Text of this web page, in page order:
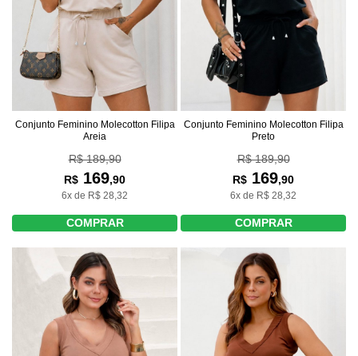
Conjunto Feminino Molecotton Filipa
Areia
R$ 189,90
R$ 169,90
6x de R$ 28,32
COMPRAR
Conjunto Feminino Molecotton Filipa
Preto
R$ 189,90
R$ 169,90
6x de R$ 28,32
COMPRAR